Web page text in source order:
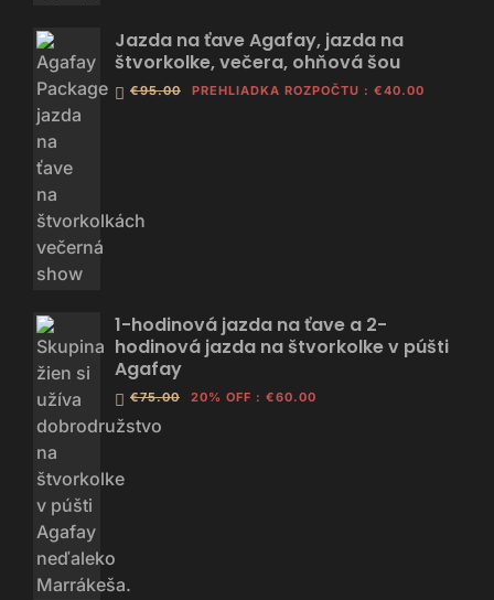
Jazda na ťave Agafay, jazda na
štvorkolke, večera, ohňová šou
€95.00 PREHLIADKA ROZPOČTU : €40.00
1-hodinová jazda na ťave a 2-
hodinová jazda na štvorkolke v púšti
Agafay
€75.00 20% OFF : €60.00